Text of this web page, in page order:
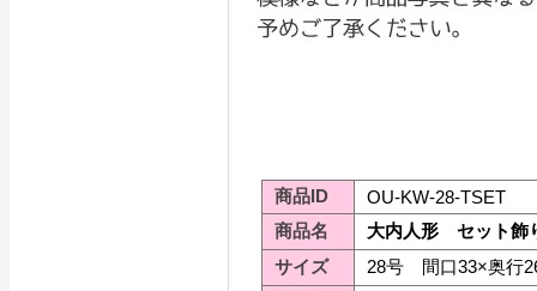
商品ID
OU-KW-28-TSET
商品名
大内人形 セット
サイズ
28号 間口33×奥行